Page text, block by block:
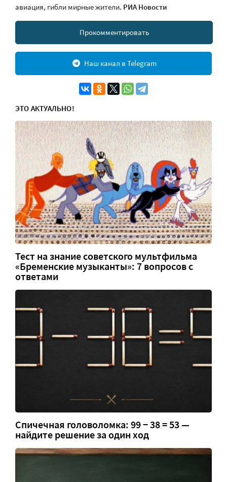
авиация, гибли мирные жители. РИА Новости
Прокомментировать
Наш канал в Telegram
ЭТО АКТУАЛЬНО!
Тест на знание советского мультфильма
«Бременские музыканты»: 7 вопросов с
ответами
Спичечная головоломка: 99 − 38 = 53 —
найдите решение за один ход